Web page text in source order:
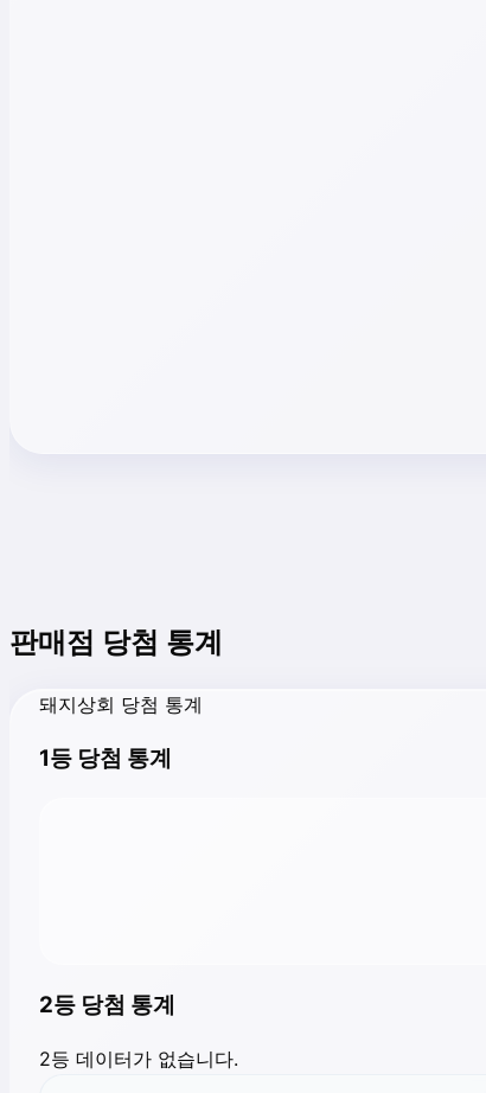
판매점 당첨 통계
돼지상회 당첨 통계
1등 당첨 통계
2등 당첨 통계
2등 데이터가 없습니다.